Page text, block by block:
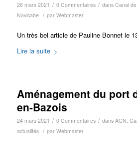
26 mars 2021 / 0 Commentaires / dans Canal
Navicabe / par Webmaster
Un très bel article de Pauline Bonnet le
Lire la suite
Aménagement du port
en-Bazois
24 mars 2021 / 0 Commentaires / dans ACN
actualités / par Webmaster